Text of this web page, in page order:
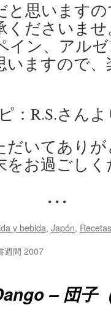
と思います
くださいま
イン、アル
いますので
：R.S.さん
だいてあり
をお過ごし
. . .
y bebida, Japón, Recetas
週間 2007
– 団子